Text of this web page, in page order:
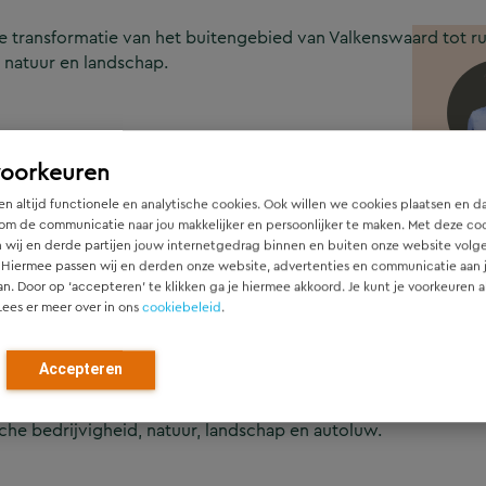
altijd functionele en analytische cookies. Ook willen we cookies plaatsen en
de communicatie naar jou makkelijker en persoonlijker te maken. Met deze
wij en derde partijen jouw internetgedrag binnen en buiten onze website
passen wij en derden onze website, advertenties en communicatie aan
Door op ‘accepteren’ te klikken ga je hiermee akkoord. Je kunt je voorkeuren
er meer over in onscookiebeleid.
Accepteren
transformatie van het buitengebied van Valkenswaard tot
en landschap.
+31
De vrijetijdssector is één van de belangrijkste
van de vrijetijdssector trekt nieuwe bezoekers aan en
vestigingsklimaat, goede concurrentiepositie, en
Dommelland wordt de vrijetijdssector versterkt
verbonden. Dommelland wordt ontwikkeld tot
bedrijvigheid, natuur, landschap en autoluw.